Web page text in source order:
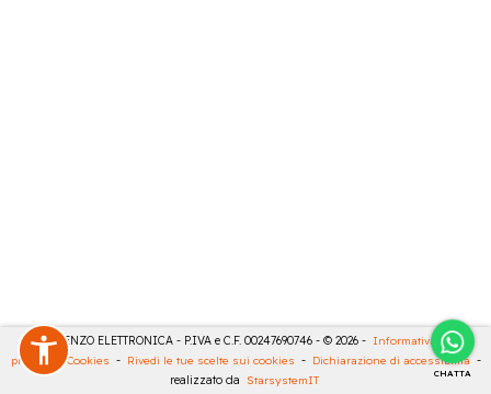
CHATTA
DE LORENZO ELETTRONICA - P.IVA e C.F. 00247690746 - © 2026 - Informativa sulla
privacy
Cookies - Rivedi le tue scelte sui cookies - Dichiarazione di accessibilità -
realizzato da StarsystemIT